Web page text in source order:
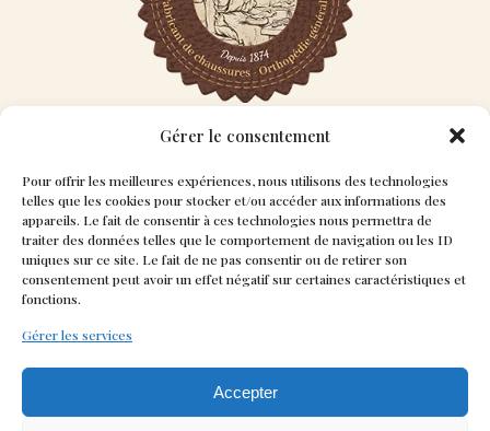
Gérer le consentement
Pour offrir les meilleures expériences, nous utilisons des technologies
telles que les cookies pour stocker et/ou accéder aux informations des
appareils. Le fait de consentir à ces technologies nous permettra de
traiter des données telles que le comportement de navigation ou les ID
uniques sur ce site. Le fait de ne pas consentir ou de retirer son
consentement peut avoir un effet négatif sur certaines caractéristiques et
fonctions.
Gérer les services
Accepter
Informations
lundi : 14h- 19h
mardi : 8h30 - 12h / 14h-19h
mercredi : 8h30 - 12h / 14h-18h
samedi : 8h30 - 12h30